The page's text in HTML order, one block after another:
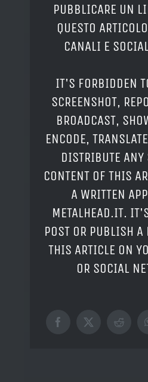
PUBBLICARE UN
QUESTO
CANALI E
IT'S FORBIDDEN
SCREENSHOT,
BROADCAST,
ENCODE,
DISTRIBUTE ANY
CONTENT OF THIS
A WRITTEN
METALHEAD.IT.
POST OR PUBLISH A
THIS ARTICLE ON
OR SOCIAL
Facebook
X Reddit